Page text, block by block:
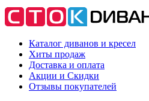
Каталог диванов и кресел
Хиты продаж
Доставка и оплата
Акции и Скидки
Отзывы покупателей